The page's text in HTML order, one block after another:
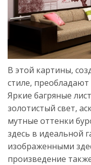
В этой картины,
стиле,
Яркие багряные
золотистый свет,
мутные оттенки
здесь в идеальной
изображенными
произведение